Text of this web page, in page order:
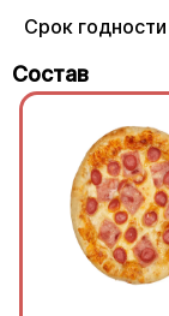
Срок годности
Состав